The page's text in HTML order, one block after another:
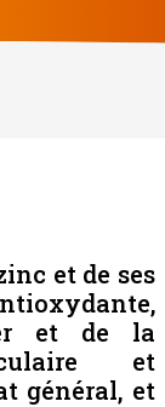
et de ses
et de la
et
général, et